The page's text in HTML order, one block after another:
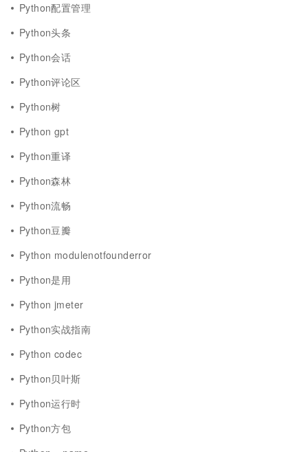
Python配置管理
Python头条
Python会话
Python评论区
Python树
Python gpt
Python重译
Python森林
Python流畅
Python豆瓣
Python modulenotfounderror
Python是用
Python jmeter
Python实战指南
Python codec
Python贝叶斯
Python运行时
Python方包